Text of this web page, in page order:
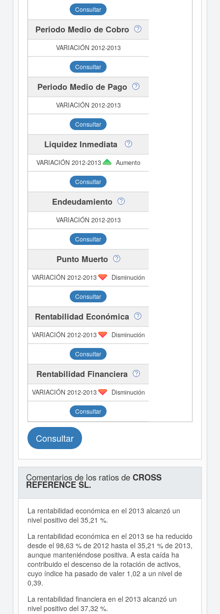
Consultar
Periodo Medio de Cobro
Consultar
Periodo Medio de Pago
Consultar
Liquidez Inmediata
Aumento
Consultar
Endeudamiento
Consultar
Punto Muerto
Disminución
Consultar
Rentabilidad Económica
Disminución
Consultar
Rentabilidad Financiera
Disminución
Consultar
Consultar
Comentarios de los ratios de CROSS
REFERENCE SL.
La rentabilidad económica en el 2013 alcanzó un
nivel positivo del 35,21 %.
La rentabilidad económica en el 2013 se ha reducido
desde el 98,63 % de 2012 hasta el 35,21 % de 2013,
aunque manteniéndose positiva. A esta caída ha
contribuido el descenso de la rotación de activos,
cuyo índice ha pasado de valer 1,02 a un nivel de
0,39.
La rentabilidad financiera en el 2013 alcanzó un
nivel positivo del 37,32 %.